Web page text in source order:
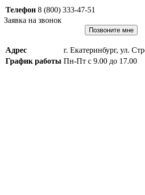
Телефон 8 (800) 333-47-51
Заявка на звонок
Позвоните мне
Адрес
г. Екатеринбург, ул.
График работы Пн-Пт с 9.00 до 17.00